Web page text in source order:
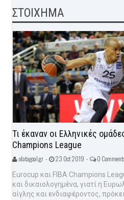
ΣΤΟΙΧΗΜΑ
Τι έκαναν οι Ελληνικές
Champions League
olatagoal.gr - 23 Oct 2019 - 0
Eurocup και FIBA Champions
και δικαιολογημένα, γιατί η
αίγλης και ενδιαφέροντος,